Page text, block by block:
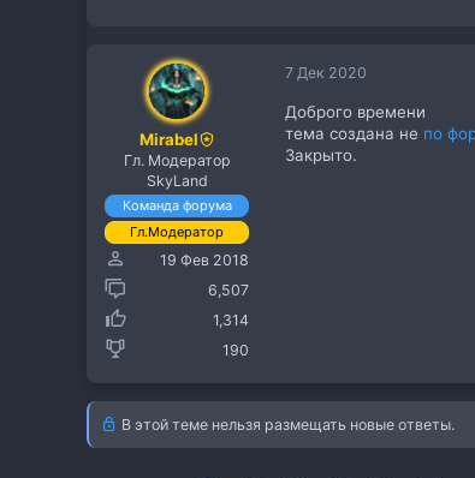
Mirabel
Гл. Модератор
SkyLand
Команда форума
Гл.Модератор
19 Фев 2018
6,507
1,314
190
7 Дек 2020
Доброго времени
тема создана не по
Закрыто.
В этой теме нельзя размещать новые ответы.